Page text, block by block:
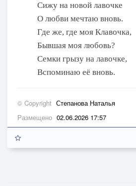
Сижу на новой лавочке
О любви мечтаю вновь.
Где же, где моя Клавочка,
Бывшая моя любовь?
Семки грызу на лавочке,
Вспоминаю её вновь.
© Copyright Степанова Наталья
Размещено 02.06.2026 17:57